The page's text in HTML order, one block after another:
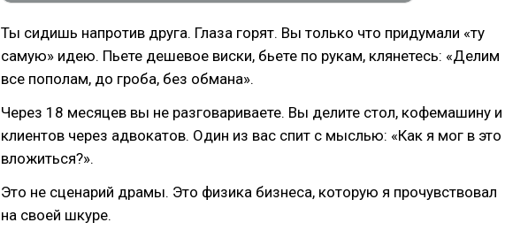
Ты сидишь напротив друга. Глаза горят. Вы только что придумали «ту
самую» идею. Пьете дешевое виски, бьете по рукам, клянетесь: «Делим
все пополам, до гроба, без обмана».
Через 18 месяцев вы не разговариваете. Вы делите стол, кофемашину и
клиентов через адвокатов. Один из вас спит с мыслью: «Как я мог в это
вложиться?».
Это не сценарий драмы. Это физика бизнеса, которую я прочувствовал
на своей шкуре.